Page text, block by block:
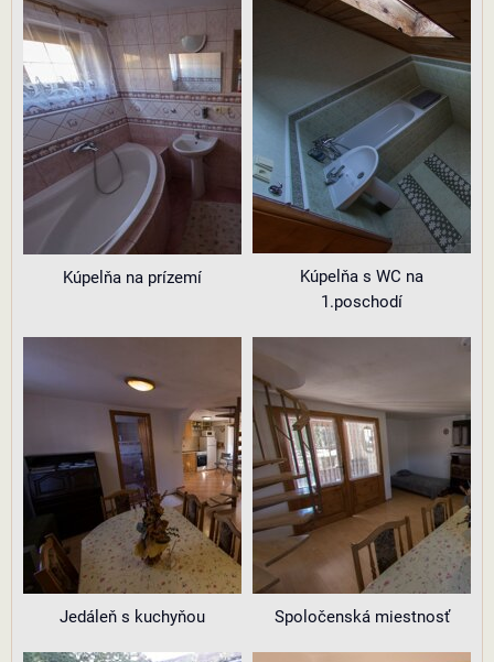
Kúpelňa na prízemí
Kúpelňa s WC na
1.poschodí
Jedáleň s kuchyňou Spoločenská miestnosť